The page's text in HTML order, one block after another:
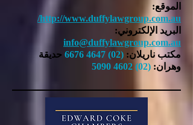
الموقع:
http://www.duffylawgroup.com.au/
البريد الإلكتروني:
info@duffylawgroup.com.au
مكتب ناريلان: (02) 4647 6676
حديقة
وهران: (02) 4602 5090